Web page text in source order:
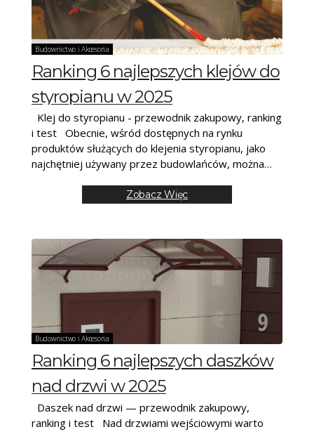
Budownictwo i Akcesoria
Ranking 6 najlepszych klejów do
styropianu w 2025
Klej do styropianu - przewodnik zakupowy, ranking
i test Obecnie, wśród dostępnych na rynku
produktów służących do klejenia styropianu, jako
najchętniej używany przez budowlańców, można
Zobacz Więc
Budownictwo i Akcesoria
Ranking 6 najlepszych daszków
nad drzwi w 2025
Daszek nad drzwi — przewodnik zakupowy,
ranking i test Nad drzwiami wejściowymi warto